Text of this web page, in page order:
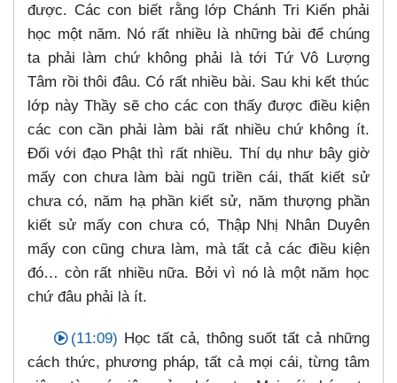
được. Các con biết rằng lớp Chánh Tri Kiến phải
học một năm. Nó rất nhiều là những bài để chúng
ta phải làm chứ không phải là tới Tứ Vô Lượng
Tâm rồi thôi đâu. Có rất nhiều bài. Sau khi kết thúc
lớp này Thầy sẽ cho các con thấy được điều kiện
các con cần phải làm bài rất nhiều chứ không ít.
Đối với đạo Phật thì rất nhiều. Thí dụ như bây giờ
mấy con chưa làm bài ngũ triền cái, thất kiết sử
chưa có, năm hạ phần kiết sử, năm thượng phần
kiết sử mấy con chưa có, Thập Nhị Nhân Duyên
mấy con cũng chưa làm, mà tất cả các điều kiện
đó…​ còn rất nhiều nữa. Bởi vì nó là một năm học
chứ đâu phải là ít.
(11:09) Học tất cả, thông suốt tất cả những
cách thức, phương pháp, tất cả mọi cái, từng tâm